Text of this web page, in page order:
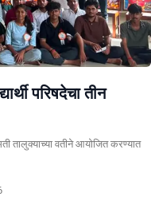
परिषदेचा तीन
तालुक्याच्या वतीने आयोजित करण्यात